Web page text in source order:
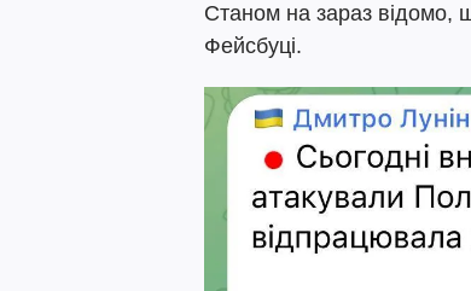
Станом на зараз відомо,
Фейсбуці.